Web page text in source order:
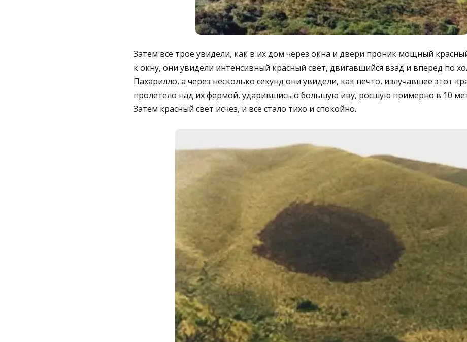
Затем все трое увидели, как в их дом через окна и двери проник мощный
к окну, они увидели интенсивный красный свет, двигавшийся взад и вперед по
Пахарилло, а через несколько секунд они увидели, как нечто, излучавшее этот
пролетело над их фермой, ударившись о большую иву, росшую примерно в 10
Затем красный свет исчез, и все стало тихо и спокойно.